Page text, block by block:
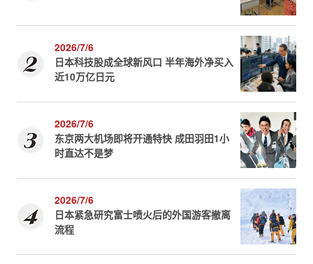
2026/7/6
日本科技股成全球新风口 半年海外净买入
近10万亿日元
2026/7/6
东京两大机场即将开通特快 成田羽田1小
时直达不是梦
2026/7/6
日本紧急研究富士喷火后的外国游客撤离
流程